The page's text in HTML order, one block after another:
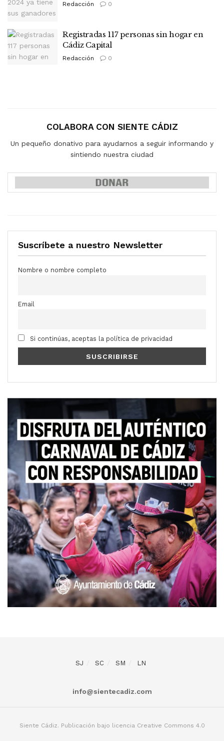
Redacción 0
Registradas 117 personas sin hogar en
Cádiz Capital
Redacción 0
COLABORA CON SIENTE CÁDIZ
Un pequeño donativo para ayudarnos a seguir informando y
sintiendo nuestra ciudad
Suscríbete a nuestro Newsletter
Nombre o nombre completo
Email
Si continúas, aceptas la política de privacidad
SJ SC SM LN
info@sientecadiz.com
Siente Cádiz. Publicación bajo licencia Creative Commons 4.0